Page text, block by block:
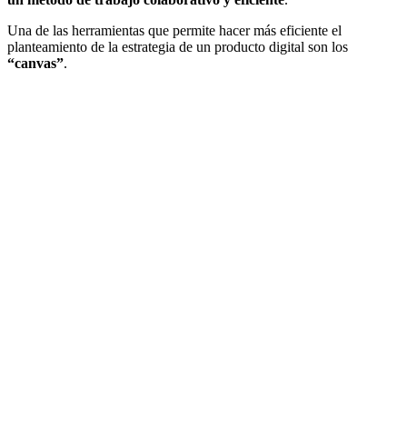
Una de las herramientas que permite hacer más eficiente el
planteamiento de la estrategia de un producto digital son los
“canvas”.